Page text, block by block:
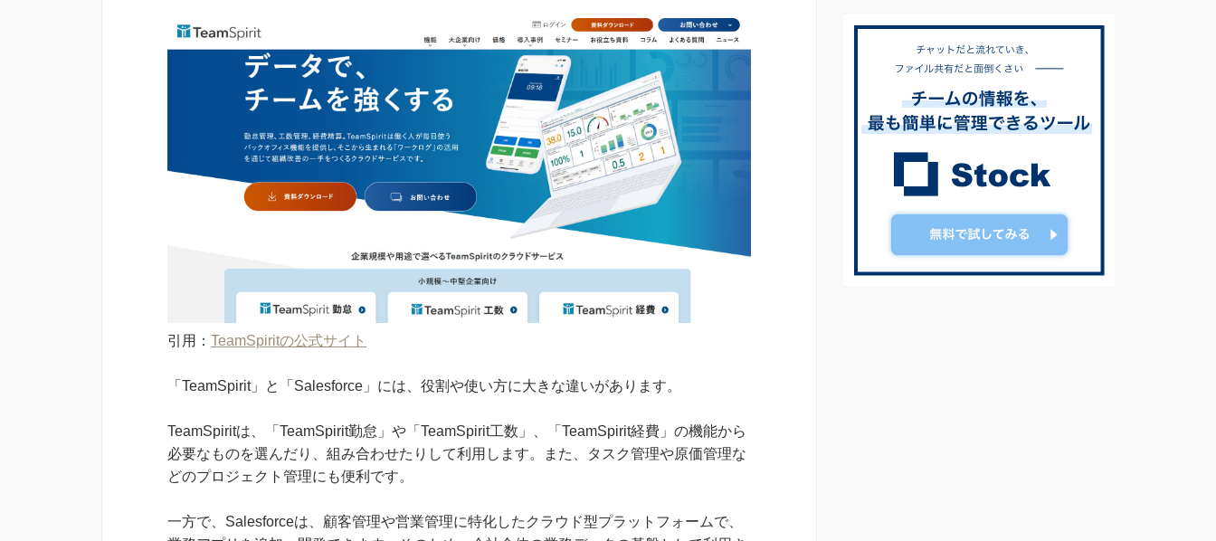
引用： TeamSpiritの公式サイト
「TeamSpirit」と「Salesforce」には、役割や使い方に大きな違いがあります。
TeamSpiritは、「TeamSpirit勤怠」や「TeamSpirit工数」、「TeamSpirit経費」の機能から
必要なものを選んだり、組み合わせたりして利用します。また、タスク管理や原価管理な
どのプロジェクト管理にも便利です。
一方で、Salesforceは、顧客管理や営業管理に特化したクラウド型プラットフォームで、